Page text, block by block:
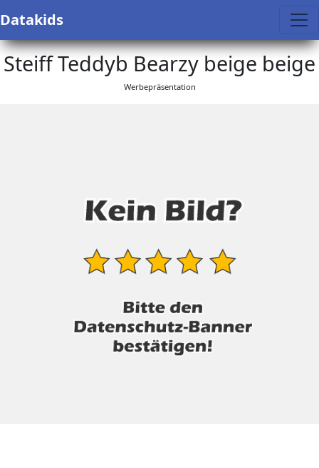
Datakids
Steiff Teddyb Bearzy beige beige
Werbepräsentation